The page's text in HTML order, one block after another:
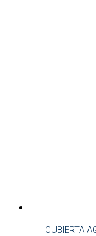
CUBIERTA